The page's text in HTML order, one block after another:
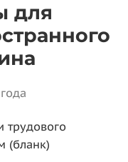
для
трудового
(бланк)